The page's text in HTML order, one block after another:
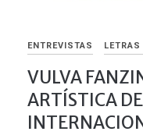
ENTREVISTAS
VULVA
ARTÍSTICA